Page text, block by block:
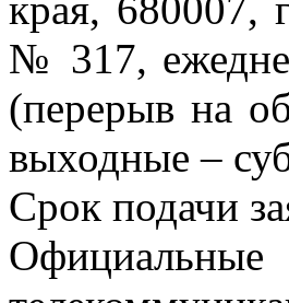
№ 317,
(перерыв на
выходные –
Срок подачи